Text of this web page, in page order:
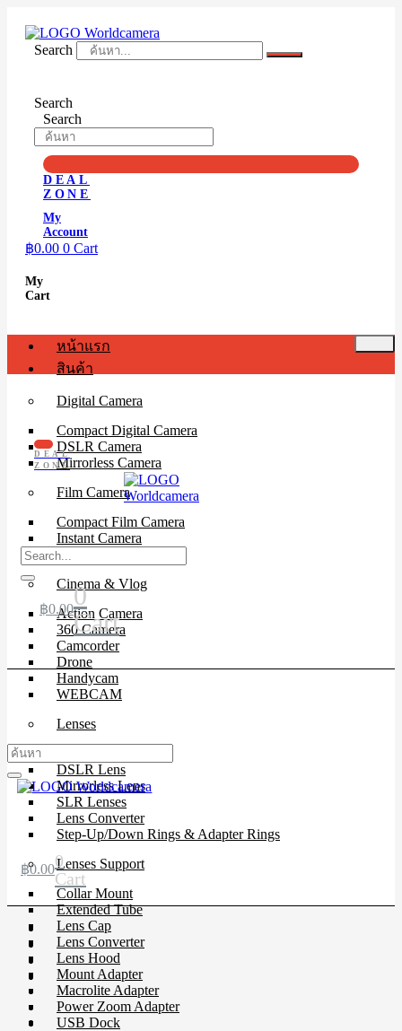
contentSearch
Search
Search
DEAL
ZONE
My
Account
฿0.00 0 Cart
My
Cart
หน้าแรก
สินค้า
Digital Camera
Compact Digital Camera
DSLR Camera
Mirrorless Camera
Film Camera
Compact Film Camera
Instant Camera
SLR Camera
Cinema & Vlog
Action Camera
360 Camera
Camcorder
Drone
Handycam
WEBCAM
Lenses
DSLR Lens
Mirrorless Lens
SLR Lenses
Lens Converter
Step-Up/Down Rings & Adapter Rings
Lenses Support
Collar Mount
Extended Tube
Lens Cap
Lens Converter
Lens Hood
Mount Adapter
Macrolite Adapter
Power Zoom Adapter
USB Dock
DEAL
ZONE
฿0.000
Cart
฿0.000
Cart